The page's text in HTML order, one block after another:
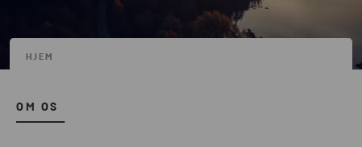
HJEM
OM OS